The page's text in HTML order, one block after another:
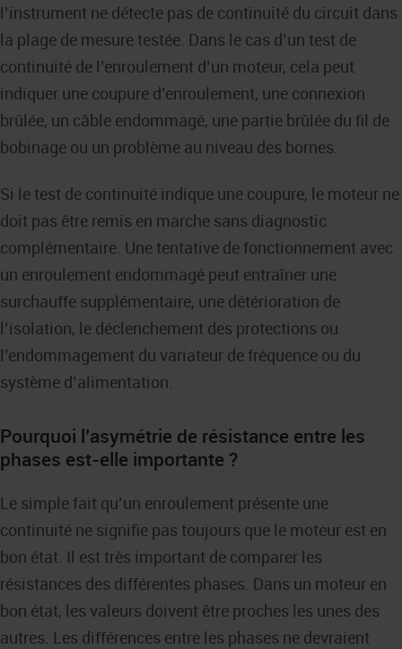
l’instrument ne détecte pas de continuité du circuit dans
la plage de mesure testée. Dans le cas d’un test de
continuité de l’enroulement d’un moteur, cela peut
indiquer une coupure d’enroulement, une connexion
brûlée, un câble endommagé, une partie brûlée du fil de
bobinage ou un problème au niveau des bornes.
Si le test de continuité indique une coupure, le moteur ne
doit pas être remis en marche sans diagnostic
complémentaire. Une tentative de fonctionnement avec
un enroulement endommagé peut entraîner une
surchauffe supplémentaire, une détérioration de
l’isolation, le déclenchement des protections ou
l’endommagement du variateur de fréquence ou du
système d’alimentation.
Pourquoi l’asymétrie de résistance entre les
phases est-elle importante ?
Le simple fait qu’un enroulement présente une
continuité ne signifie pas toujours que le moteur est en
bon état. Il est très important de comparer les
résistances des différentes phases. Dans un moteur en
bon état, les valeurs doivent être proches les unes des
autres. Les différences entre les phases ne devraient